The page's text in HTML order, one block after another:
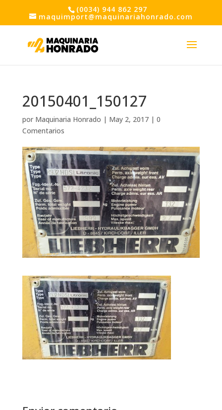
(0034) 944 862 297
maquimport@maquinariahonrado.com
20150401_150127
por Maquinaria Honrado | May 2, 2017| 0
Comentarios